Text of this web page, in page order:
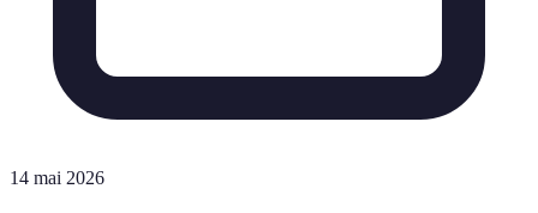
14 mai 2026